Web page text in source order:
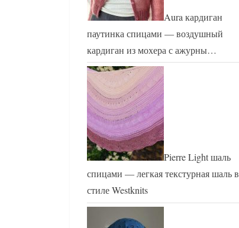
Aura кардиган
паутинка спицами — воздушный
кардиган из мохера с ажурны…
Pierre Light шаль
спицами — легкая текстурная шаль в
стиле Westknits